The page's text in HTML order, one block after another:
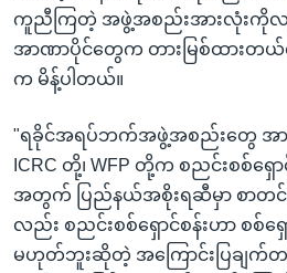
ကူညီကြတဲ့ အဖွဲ့အစည်းအားလုံးကို
အာဏာပိုင်တွေက တားမြစ်ထား
က မိန့်ပါတယ်။
"ရခိုင်အရပ်ဘက်အဖွဲ့အစည်းတွေ အာ
ICRC တို့၊ WFP တို့က စညင်းစစ်ရှေ
အတွက် ပြည်နယ်အစိုးရဆီမှာ စာတ
လည်း စညင်းစစ်ရှောင်စန်းဟာ စစ်ရှ
မဟုတ်ဘူးဆိုတဲ့ အကြောင်းပြချက်တ